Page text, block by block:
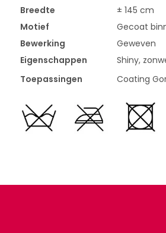
Breedte
± 145 cm
Motief
Gecoat
Bewerking
Geweven
Eigenschappen
Shiny,
Toepassingen
Coating